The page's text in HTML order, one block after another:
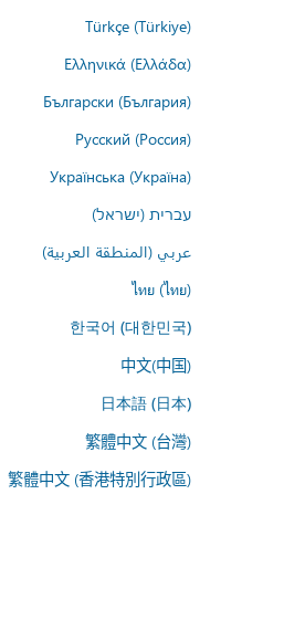
Türkçe (Türkiye)
Ελληνικά (Ελλάδα)
Български (България)
Русский (Россия)
Українська (Україна)
עברית (ישראל)
عربي (المنطقة العربية)
ไทย (ไทย)
한국어 (대한민국)
中文(中国)
日本語 (日本)
繁體中文 (台灣)
繁體中文 (香港特別行政區)